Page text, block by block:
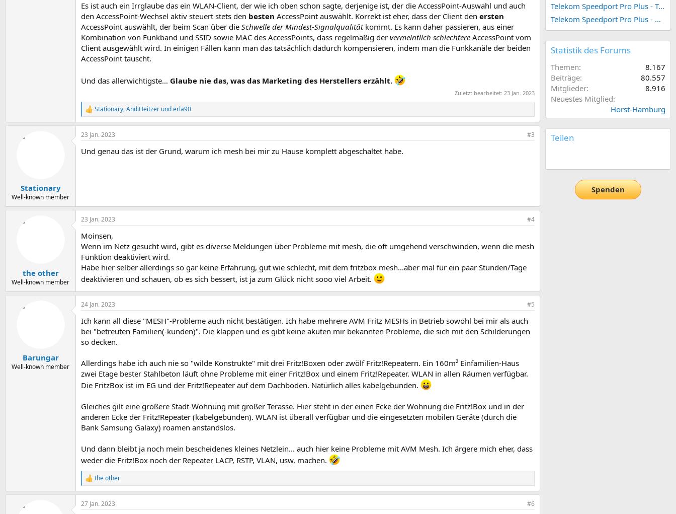
Es ist auch ein Irrglaube das ein WLAN-Client, der wie ich oben schon sagte, derjenige ist, der die AccessPoint-Auswahl und auch
den AccessPoint-Wechsel aktiv steuert stets den besten AccessPoint auswählt. Korrekt ist eher, dass der Client den ersten
AccessPoint auswählt, der beim Scan über die Schwelle der Mindest-Signalqualitätkommt. Es kann daher passieren, aus einer
Kombination von Funkband und SSID sowie MAC des AccessPoints, dass regelmäßig der vermeintlich schlechtere AccessPoint vom
Client ausgewählt wird. In einigen Fällen kann man das tatsächlich dadurch kompensieren, indem man die Funkkanäle der beiden
AccessPoint tauscht.
Und das allerwichtigste... Glaube nie das, was das Marketing des Herstellers erzählt.
Zuletzt bearbeitet: 23 Jan. 2023
R
e
a
k
i
Stationary,AndiHeitzer underla90
Stationary
Well-known member
23 Jan. 2023 #3
Und genau das ist der Grund, warum ich mesh bei mir zu Hause komplett abgeschaltet habe.
the other
Well-known member
23 Jan. 2023 #4
Moinsen,
Wenn im Netz gesucht wird, gibt es diverse Meldungen über Probleme mit mesh, die oft umgehend verschwinden, wenn die mesh
Funktion deaktiviert wird.
Habe hier selber allerdings so gar keine Erfahrung, gut wie schlecht, mit dem fritzbox mesh...aber mal für ein paar Stunden/Tage
deaktivieren und schauen, ob es sich bessert, ist ja zum Glück nicht sooo viel Arbeit.
Barungar
Well-known member
24 Jan. 2023 #5
Ich kann all diese "MESH"-Probleme auch nicht bestätigen. Ich habe mehrere AVM Fritz MESHs in Betrieb sowohl bei mir als auch
bei "betreuten Familien(-kunden)". Die klappen und es gibt keine akuten mir bekannten Probleme, die sich mit den Schilderungen
so decken.
Allerdings habe ich auch nie so "wilde Konstrukte" mit drei Fritz!Boxen oder zwölf Fritz!Repeatern. Ein 160m² Einfamilien-Haus
zwei Etage bester Stahlbeton läuft ohne Probleme mit einer Fritz!Box und einem Fritz!Repeater. WLAN in allen Räumen verfügbar.
Die FritzBox ist im EG und der Fritz!Repeater auf dem Dachboden. Natürlich alles kabelgebunden.
Gleiches gilt eine größere Stadt-Wohnung mit großer Terasse. Hier steht in der einen Ecke der Wohnung die Fritz!Box und in der
anderen Ecke der Fritz!Repeater (kabelgebunden). WLAN ist überall verfügbar und die eingesetzten mobilen Geräte (durch die
Bank Samsung Galaxy) roamen anstandslos.
Und dann bleibt ja noch mein bescheidenes kleines Netzlein... auch hier keine Probleme mit AVM Mesh. Ich ärgere mich eher, dass
weder die Fritz!Box noch der Repeater LACP, RSTP, VLAN, usw. machen.
R
e
a
k
the other
27 Jan. 2023 #6
Telekom Speedport Pro Plus - Telefonie einrichten
Telekom Speedport Pro Plus - Netzwerk einrichten
Statistik des Forums
Themen
8.167
Beiträge
80.557
Mitglieder
8.916
Neuestes Mitglied
Horst-Hamburg
Teilen
Spenden